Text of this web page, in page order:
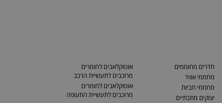
חדרים מחוממים
מחממי אוויר
מחממי חביות
יצוקים מתכתיים
אוטוקלאבים לחומרים
מרוכבים לתעשיית הרכב
אוטוקלאבים לחומרים
מרוכבים לתעשיית התעופה